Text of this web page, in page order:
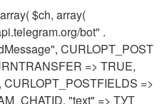
$ch, array(
bot" .
CURLOPT_POST
=> TRUE,
=>
"text" => ТУТ